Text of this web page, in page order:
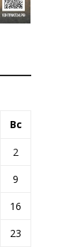
Вс
2
9
16
23